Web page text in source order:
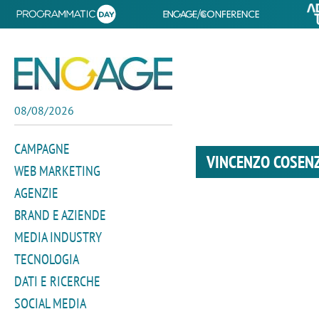
08/08/2026
CAMPAGNE
WEB MARKETING
AGENZIE
BRAND E AZIENDE
MEDIA INDUSTRY
TECNOLOGIA
DATI E RICERCHE
SOCIAL MEDIA
VINCENZO